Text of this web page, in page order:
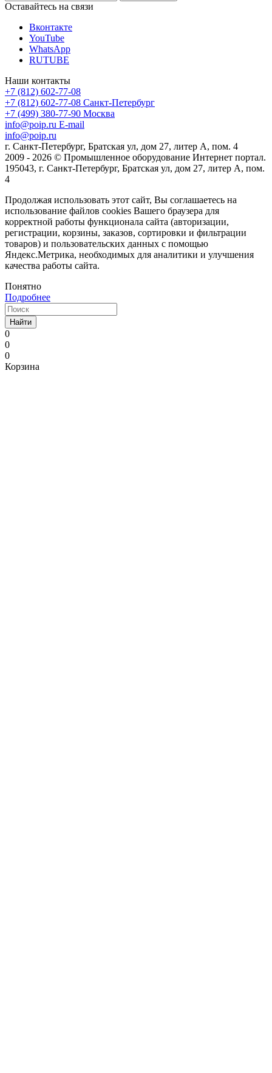
Оставайтесь на связи
Вконтакте
YouTube
WhatsApp
RUTUBE
Наши контакты
+7 (812) 602-77-08
+7 (812) 602-77-08 Санкт-Петербург
+7 (499) 380-77-90 Москва
info@poip.ru E-mail
info@poip.ru
г. Санкт-Петербург, Братская ул, дом 27, литер А, пом. 4
2009 - 2026 © Промышленное оборудование Интернет портал.
195043, г. Санкт-Петербург, Братская ул, дом 27, литер А, пом.
4
Продолжая использовать этот сайт, Вы соглашаетесь на
использование файлов cookies Вашего браузера для
корректной работы функционала сайта (авторизации,
регистрации, корзины, заказов, сортировки и фильтрации
товаров) и пользовательских данных с помощью
Яндекс.Метрика, необходимых для аналитики и улучшения
качества работы сайта.
Понятно
Подробнее
Найти
0
0
0
Корзина